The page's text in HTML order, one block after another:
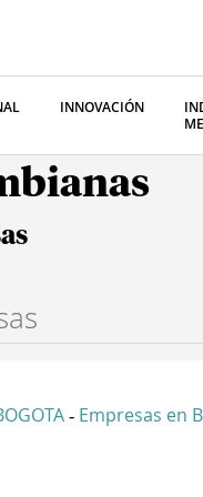
INNOVACIÓN
- Empresas en